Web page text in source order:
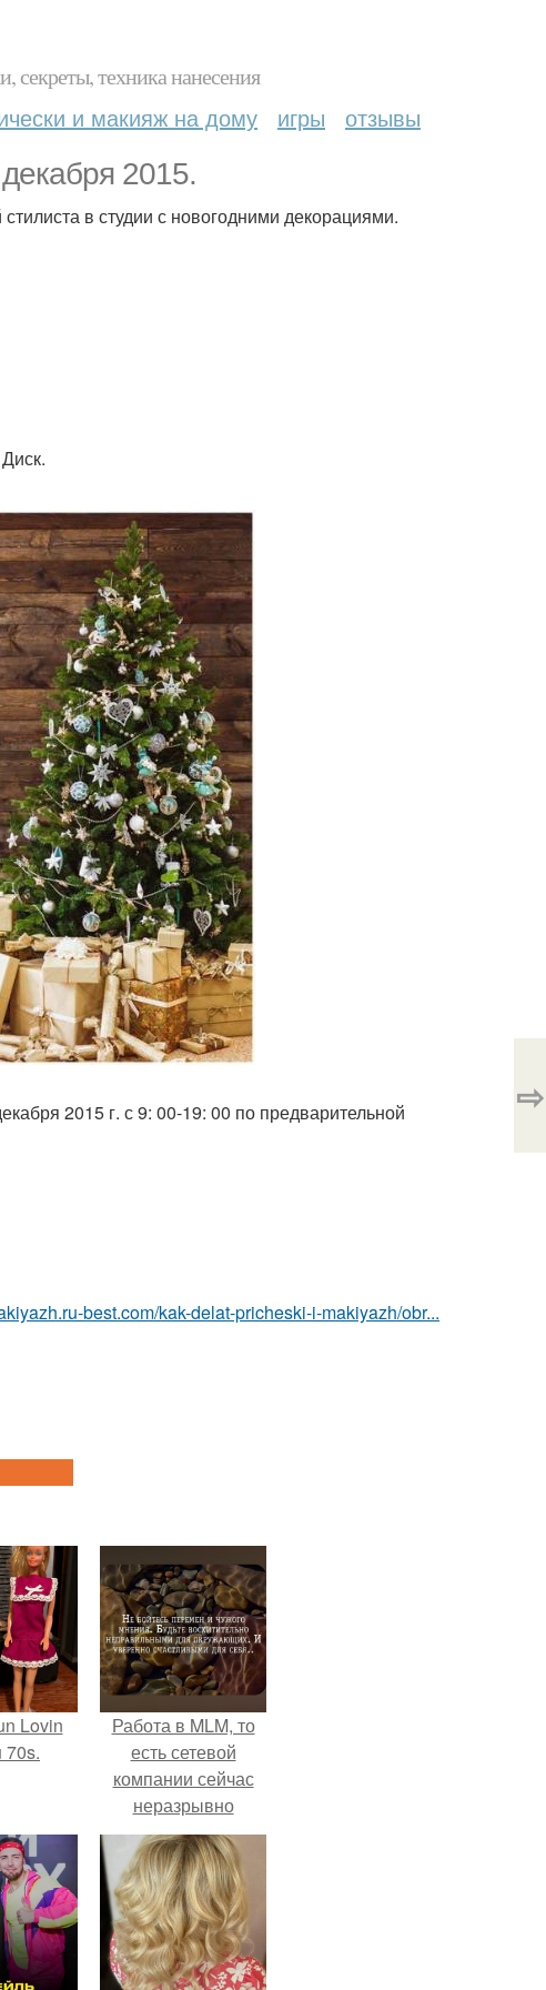
секреты, техника нанесения
и макияж на дому игры отзывы
2015.
в студии с новогодними декорациями.
2015 г. с 9: 00-19: 00 по предварительной
best.com/kak-delat-pricheski-i-makiyazh/obr...
⇨
Lovin
70s.
Работа в MLM, то
есть сетевой
компании сейчас
неразрывно
связана с создание
своего контента,
своей страницы в
соц сетях.